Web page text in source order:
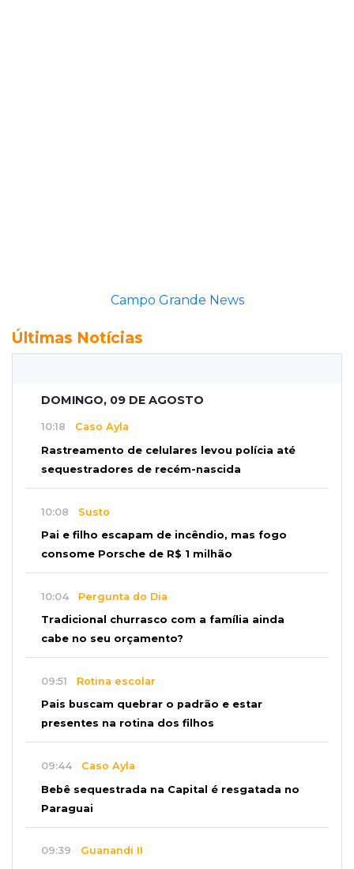
Campo Grande News
Últimas Notícias
DOMINGO, 09 DE AGOSTO
10:18 Caso Ayla
Rastreamento de celulares levou polícia até
sequestradores de recém-nascida
10:08 Susto
Pai e filho escapam de incêndio, mas fogo
consome Porsche de R$ 1 milhão
10:04 Pergunta do Dia
Tradicional churrasco com a família ainda
cabe no seu orçamento?
09:51 Rotina escolar
Pais buscam quebrar o padrão e estar
presentes na rotina dos filhos
09:44 Caso Ayla
Bebê sequestrada na Capital é resgatada no
Paraguai
09:39 Guanandi II